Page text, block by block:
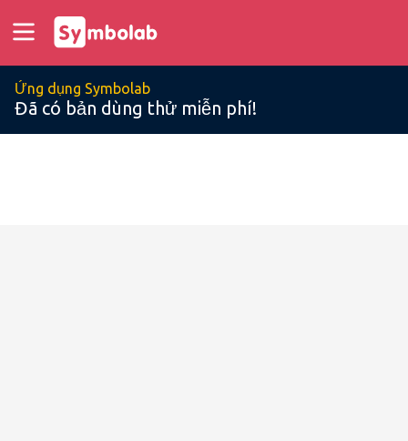
Ứng dụng Symbolab
Đã có bản dùng thử miễn phí!